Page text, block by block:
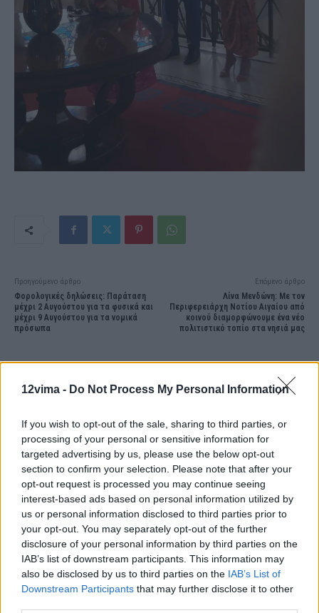
12vima - Do Not Process My Personal Information
If you wish to opt-out of the sale, sharing to third parties, or
processing of your personal or sensitive information for
targeted advertising by us, please use the below opt-out
section to confirm your selection. Please note that after your
opt-out request is processed you may continue seeing
interest-based ads based on personal information utilized by
us or personal information disclosed to third parties prior to
your opt-out. You may separately opt-out of the further
disclosure of your personal information by third parties on the
IAB’s list of downstream participants. This information may
also be disclosed by us to third parties on the IAB’s List of
Downstream Participants that may further disclose it to other
Προηγούμενο άρθρο
Φορολογικές δηλώσεις: Παράταση
μέχρι 2 Αυγούστου για τα φυσικά και
μέχρι 9 Αυγούστου για τα νομικά
πρόσωπα
Επόμενο άρθρο
Λίνα Μενδώνη: Με τον
Περιφερειάρχη Νοτίου Αιγαίου από
κοινού διαμορφώνουμε ένα νέο
πολιτιστικό τοπίο στα νησιά μας